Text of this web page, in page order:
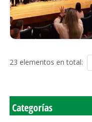
23 elementos en total:
Categorías